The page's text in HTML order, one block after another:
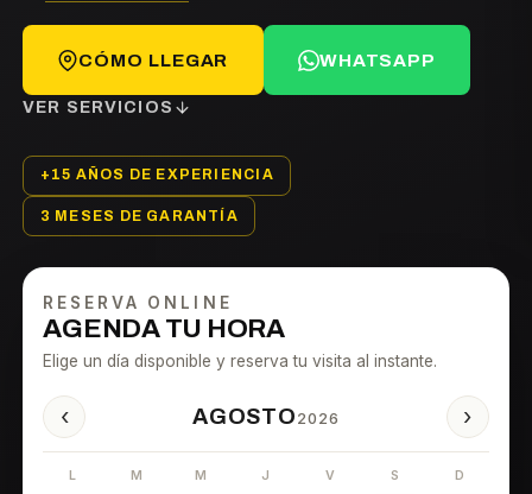
CÓMO LLEGAR WHATSAPP
VER SERVICIOS
+15 AÑOS DE EXPERIENCIA
3 MESES DE GARANTÍA
RESERVA ONLINE
AGENDA TU HORA
Elige un día disponible y reserva tu visita al instante.
‹ AGOSTO 2026 ›
L M M J V S D